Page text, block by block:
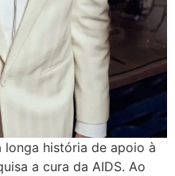
longa história de apoio à
a cura da AIDS. Ao